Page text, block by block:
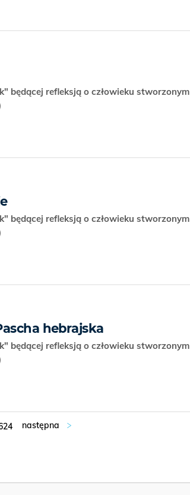
będącej refleksją o człowieku stworzonym
będącej refleksją o człowieku stworzonym
hebrajska
będącej refleksją o człowieku stworzonym